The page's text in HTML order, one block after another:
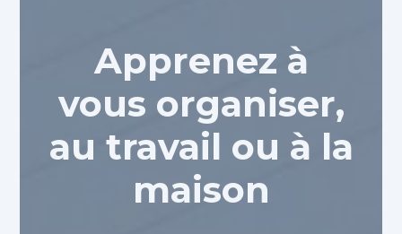
Apprenez à
vous organiser,
au travail ou à la
maison